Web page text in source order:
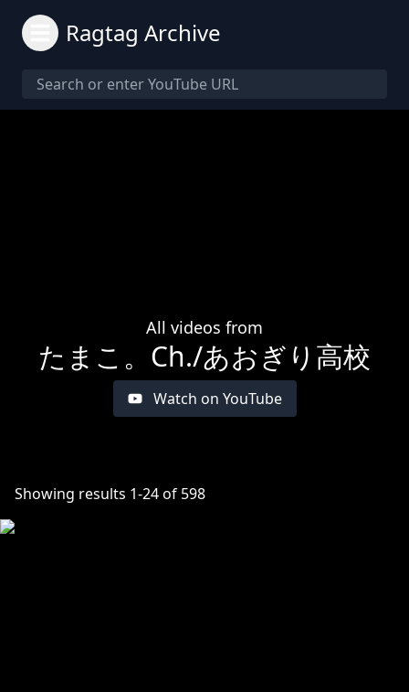
Ragtag Archive
All videos from
たまこ。Ch./あおぎり高校
Watch on YouTube
Showing results 1-24of 598